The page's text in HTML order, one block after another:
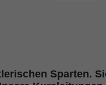
Sparten.